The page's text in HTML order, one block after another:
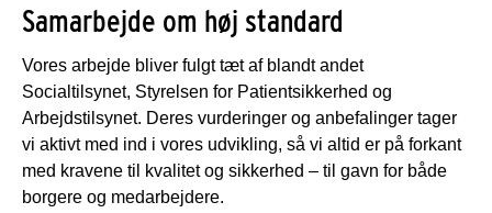
Samarbejde om høj standard
Vores arbejde bliver fulgt tæt af blandt andet
Socialtilsynet, Styrelsen for Patientsikkerhed og
Arbejdstilsynet. Deres vurderinger og anbefalinger tager
vi aktivt med ind i vores udvikling, så vi altid er på forkant
med kravene til kvalitet og sikkerhed – til gavn for både
borgere og medarbejdere.